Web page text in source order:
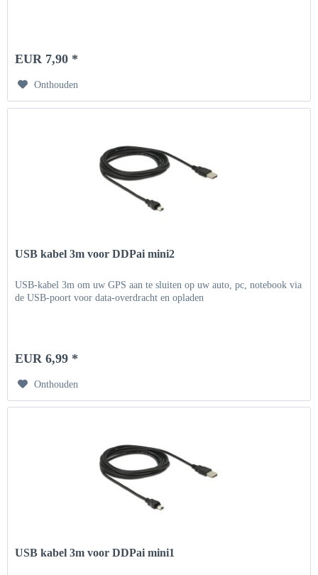
EUR 7,90 *
Onthouden
USB kabel 3m voor DDPai mini2
USB-kabel 3m om uw GPS aan te sluiten op uw auto, pc, notebook via
de USB-poort voor data-overdracht en opladen
EUR 6,99 *
Onthouden
USB kabel 3m voor DDPai mini1